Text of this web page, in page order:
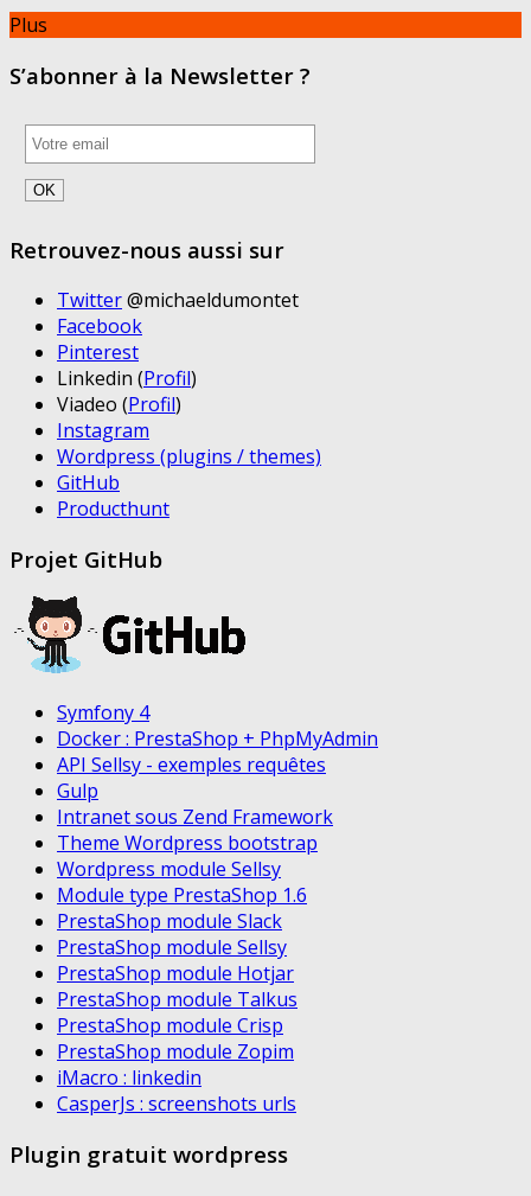
Plus
S’abonner à la Newsletter ?
Retrouvez-nous aussi sur
Twitter@michaeldumontet
Facebook
Pinterest
Linkedin (Profil)
Viadeo (Profil)
Instagram
Wordpress (plugins / themes)
GitHub
Producthunt
Projet GitHub
Symfony 4
Docker : PrestaShop + PhpMyAdmin
API Sellsy - exemples requêtes
Gulp
Intranet sous Zend Framework
Theme Wordpress bootstrap
Wordpress module Sellsy
Module type PrestaShop 1.6
PrestaShop module Slack
PrestaShop module Sellsy
PrestaShop module Hotjar
PrestaShop module Talkus
PrestaShop module Crisp
PrestaShop module Zopim
iMacro : linkedin
CasperJs : screenshots urls
Plugin gratuit wordpress